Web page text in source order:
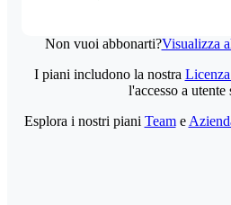
Non vuoi abbonarti?Visualizza
I piani includono la nostra
l'accesso a utente
Esplora i nostri piani Teame